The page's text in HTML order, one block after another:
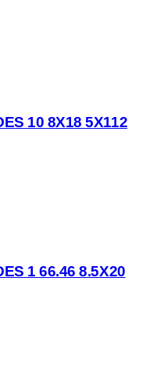
10 8X18 5X112
1 66.46 8.5X20